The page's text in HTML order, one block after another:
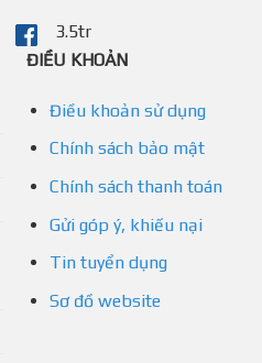
3.5tr
ĐIỀU KHOẢN
Điều khoản sử dụng
Chính sách bảo mật
Chính sách thanh toán
Gửi góp ý, khiếu nại
Tin tuyển dụng
Sơ đồ website